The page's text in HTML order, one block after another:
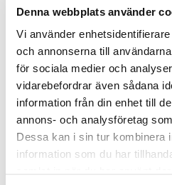
Denna webbplats använder
Vi använder
och annonserna till
för sociala medier och
vidarebefordrar även sådana
information från din enhet till
annons- och analysföretag
Dessa kan i sin tur kombinera
information som du har
hinner med både kundkontakt och
introduktionen tar du del av vilka
på.
Våra förväntningar
Vi söker dig som:
har ett intresse för service